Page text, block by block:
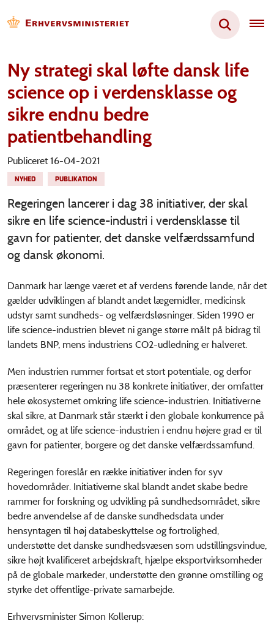
Ny strategi skal løfte dansk life
science op i verdensklasse og
sikre endnu bedre
patientbehandling
Publiceret 16-04-2021
NYHED PUBLIKATION
Regeringen lancerer i dag 38 initiativer, der skal
sikre en life science-industri i verdensklasse til
gavn for patienter, det danske velfærdssamfund
og dansk økonomi.
Danmark har længe været et af verdens førende lande, når det
gælder udviklingen af blandt andet lægemidler, medicinsk
udstyr samt sundheds- og velfærdsløsninger. Siden 1990 er
life science-industrien blevet ni gange større målt på bidrag til
landets BNP, mens industriens CO2-udledning er halveret.
Men industrien rummer fortsat et stort potentiale, og derfor
præsenterer regeringen nu 38 konkrete initiativer, der omfatter
hele økosystemet omkring life science-industrien. Initiativerne
skal sikre, at Danmark står stærkt i den globale konkurrence på
området, og at life science-industrien i endnu højere grad er til
gavn for patienter, borgere og det danske velfærdssamfund.
Regeringen foreslår en række initiativer inden for syv
hovedområder. Initiativerne skal blandt andet skabe bedre
rammer for forskning og udvikling på sundhedsområdet, sikre
bedre anvendelse af de danske sundhedsdata under
hensyntagen til høj databeskyttelse og fortrolighed,
understøtte det danske sundhedsvæsen som udstillingsvindue,
sikre højt kvalificeret arbejdskraft, hjælpe eksportvirksomheder
på de globale markeder, understøtte den grønne omstilling og
styrke det offentlige-private samarbejde.
Erhvervsminister Simon Kollerup: